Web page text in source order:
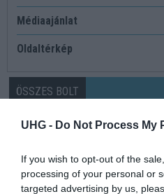
UHG - Do Not Process My
If you wish to opt-out of the
processing of your personal or
targeted advertising by us,
Médiaajánlat
Oldaltérkép
ÖSSZES BOLT
Bolt neve
Ádám Gsm
Amigo Gsm